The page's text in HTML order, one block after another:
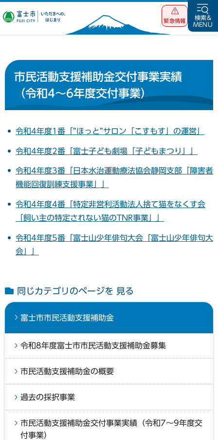
富士市 いただ
緊急情報
検索&
MENU
市民活動支援補助金交付事業実績
（令和4～6年度交付事業）
令和4年度1番「”ほっと”サロン「こすもす」の運営」
令和4年度2番「富士子ども劇場「子どもまつり」」
令和4年度3番「日本水治運動療法協会静岡支部「障害者
機能回復訓練支援事業」」
令和4年度4番「特定非営利活動法人捨て猫をなくす会
「飼い主の特定されない猫のTNR事業」」
令和4年度5番「富士山少年俳句大会「富士山少年俳句大
会」」
同じカテゴリのページを 見る
富士市市民活動支援補助金
令和8年度富士市市民活動支援補助金募集
市民活動支援補助金の概要
過去の採択事業
市民活動支援補助金交付事業実績（令和7～9年度交
付事業）